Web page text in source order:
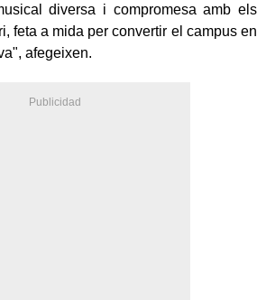
diversa i compromesa amb els
feta a mida per convertir el campus en
afegeixen.